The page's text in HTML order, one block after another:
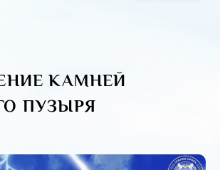
КАМНЕЙ
ПУЗЫРЯ